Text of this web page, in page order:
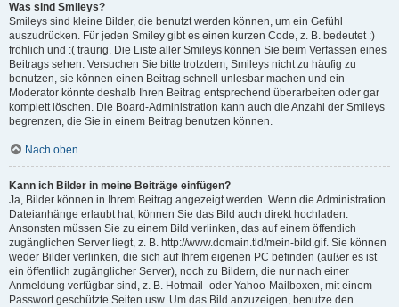
Was sind Smileys?
Smileys sind kleine Bilder, die benutzt werden können, um ein Gefühl
auszudrücken. Für jeden Smiley gibt es einen kurzen Code, z. B. bedeutet :)
fröhlich und :( traurig. Die Liste aller Smileys können Sie beim Verfassen eines
Beitrags sehen. Versuchen Sie bitte trotzdem, Smileys nicht zu häufig zu
benutzen, sie können einen Beitrag schnell unlesbar machen und ein
Moderator könnte deshalb Ihren Beitrag entsprechend überarbeiten oder gar
komplett löschen. Die Board-Administration kann auch die Anzahl der Smileys
begrenzen, die Sie in einem Beitrag benutzen können.
Nach oben
Kann ich Bilder in meine Beiträge einfügen?
Ja, Bilder können in Ihrem Beitrag angezeigt werden. Wenn die Administration
Dateianhänge erlaubt hat, können Sie das Bild auch direkt hochladen.
Ansonsten müssen Sie zu einem Bild verlinken, das auf einem öffentlich
zugänglichen Server liegt, z. B. http://www.domain.tld/mein-bild.gif. Sie können
weder Bilder verlinken, die sich auf Ihrem eigenen PC befinden (außer es ist
ein öffentlich zugänglicher Server), noch zu Bildern, die nur nach einer
Anmeldung verfügbar sind, z. B. Hotmail- oder Yahoo-Mailboxen, mit einem
Passwort geschützte Seiten usw. Um das Bild anzuzeigen, benutze den